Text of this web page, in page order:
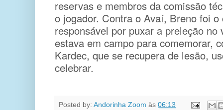
reservas e membros da comissão
o jogador. Contra o Avaí, Breno foi o
responsável por puxar a preleção
estava em campo para comemorar,
Kardec, que se recupera de lesão,
celebrar.
Posted by: Andorinha Zoom às 06:13